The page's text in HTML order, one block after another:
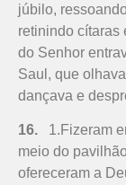
júbilo,
retinindo cítaras
do Senhor
Saul, que
dançava e
16. 1.Fizeram
meio do
ofereceram a